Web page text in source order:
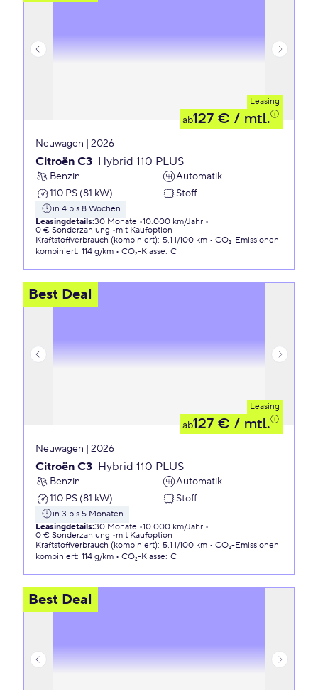
Leasing
ab127 € / mtl.
Neuwagen | 2026
Citroën C3 Hybrid 110 PLUS
Benzin
Automatik
110 PS (81 kW)
Stoff
in 4 bis 8 Wochen
Leasingdetails:30 Monate 10.000 km/Jahr
0 € Sonderzahlung
mit Kaufoption
Kraftstoffverbrauch (kombiniert): 5,1 l/100 km
CO₂-Emissionen
kombiniert: 114 g/km CO₂-Klasse: C
Best Deal
Leasing
ab127 € / mtl.
Neuwagen | 2026
Citroën C3 Hybrid 110 PLUS
Benzin
Automatik
110 PS (81 kW)
Stoff
in 3 bis 5 Monaten
Leasingdetails:30 Monate 10.000 km/Jahr
0 € Sonderzahlung
mit Kaufoption
Kraftstoffverbrauch (kombiniert): 5,1 l/100 km
CO₂-Emissionen
kombiniert: 114 g/km CO₂-Klasse: C
Best Deal